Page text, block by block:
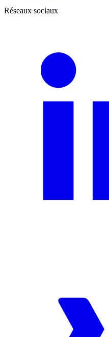
Réseaux sociaux